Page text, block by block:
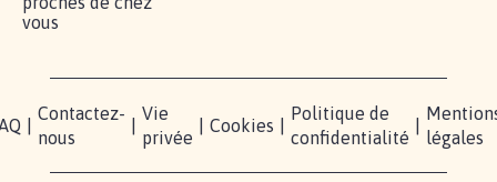
vous
Contactez-
nous
Vie
privée
Cookies
Politique de
confidentialité
légales